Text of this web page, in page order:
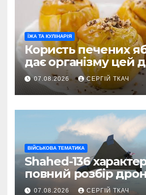
ЇЖА ТА КУЛІНАРІЯ
Користь печених
дає організму цей
07.08.2026 СЕРГІЙ ТКАЧ
ВІЙСЬКОВА ТЕМАТИКА
Shahed-136
повний розбір
камікадзе
07.08.2026 СЕРГІЙ ТКАЧ